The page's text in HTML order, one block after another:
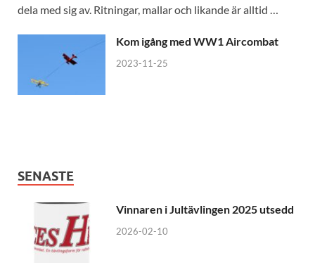
dela med sig av. Ritningar, mallar och likande är alltid …
Kom igång med WW1 Aircombat
2023-11-25
SENASTE
Vinnaren i Jultävlingen 2025 utsedd
2026-02-10